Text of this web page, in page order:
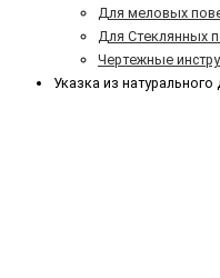
Для меловых
Для Стеклянных
Чертежные
Указка из натурального